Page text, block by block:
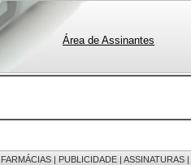
Área de Assinantes
FARMÁCIAS | PUBLICIDADE | ASSINATURAS |